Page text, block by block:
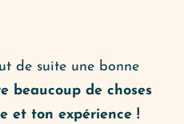
de suite une bonne
beaucoup de choses
et ton expérience !